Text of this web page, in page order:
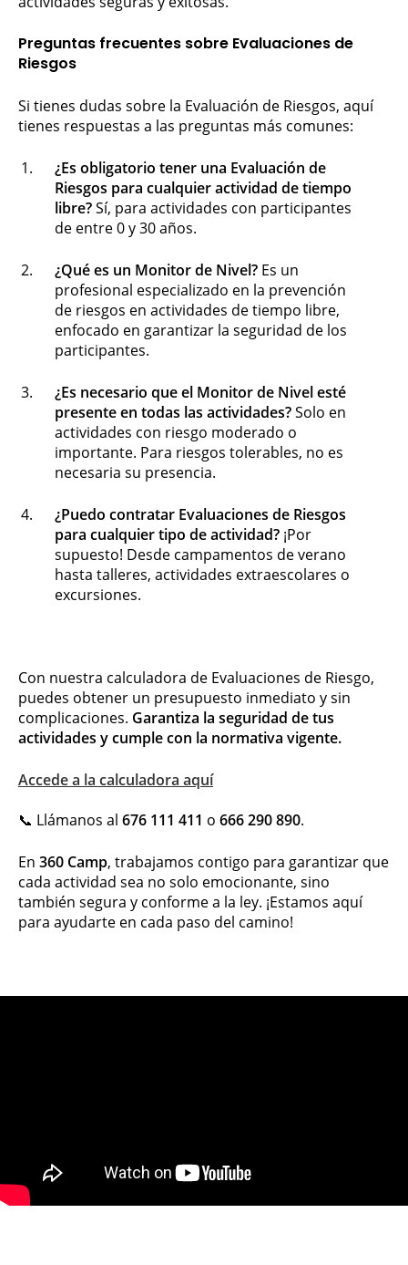
Preguntas frecuentes sobre Evaluaciones de
Riesgos
Si tienes dudas sobre la Evaluación de Riesgos, aquí
tienes respuestas a las preguntas más comunes:
¿Es obligatorio tener una Evaluación de
Riesgos para cualquier actividad de tiempo
libre?Sí, para actividades con participantes
de entre 0 y 30 años.
¿Qué es un Monitor de Nivel? Es un
profesional especializado en la prevención
de riesgos en actividades de tiempo libre,
enfocado en garantizar la seguridad de los
participantes.
¿Es necesario que el Monitor de Nivel esté
presente en todas las actividades?Solo en
actividades con riesgo moderado o
importante. Para riesgos tolerables, no es
necesaria su presencia.
¿Puedo contratar Evaluaciones de Riesgos
para cualquier tipo de actividad? ¡Por
supuesto! Desde campamentos de verano
hasta talleres, actividades extraescolares o
excursiones.
Con nuestra calculadora de Evaluaciones de Riesgo,
puedes obtener un presupuesto inmediato y sin
complicaciones. Garantiza la seguridad de tus
actividades y cumple con la normativa vigente.
Accede a la calculadora aquí
📞 Llámanos al 676 111 411 o 666 290 890.
En 360 Camp, trabajamos contigo para garantizar que
cada actividad sea no solo emocionante, sino
también segura y conforme a la ley. ¡Estamos aquí
para ayudarte en cada paso del camino!